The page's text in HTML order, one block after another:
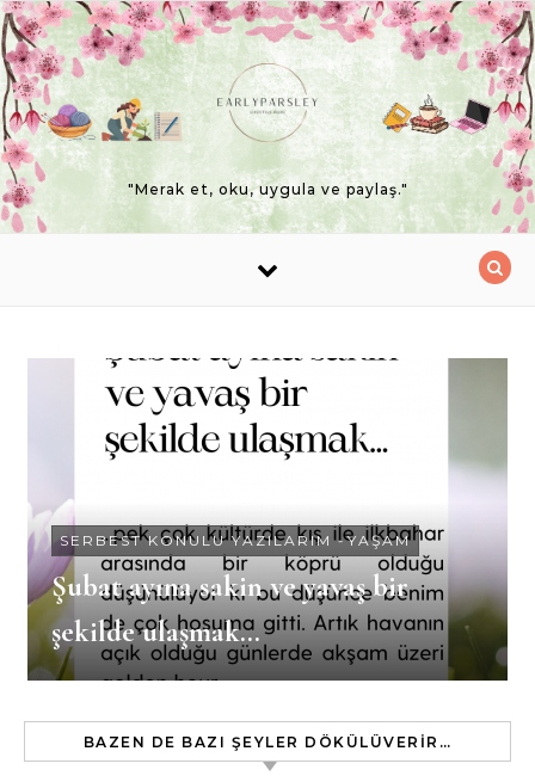
Skip to content
"Merak et, oku, uygula ve paylaş."
SERBEST KONULU YAZILARIM -YAŞAM
Şubat ayına sakin ve yavaş bir
şekilde ulaşmak…
BAZEN DE BAZI ŞEYLER DÖKÜLÜVERIR…